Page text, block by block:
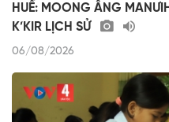
HUẾ: MOONG ÂNG
K’KIR LỊCH SỬ
06/08/2026